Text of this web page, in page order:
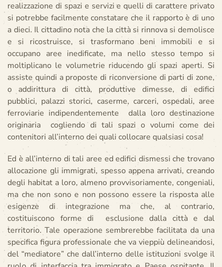
realizzazione di spazi e servizi e quelli di carattere privato
si potrebbe facilmente constatare che il rapporto è di uno
a dieci. Il cittadino nota che la città si rinnova si demolisce
e si ricostruisce, si trasformano beni immobili e si
occupano aree inedificate, ma nello stesso tempo si
moltiplicano le volumetrie riducendo gli spazi aperti. Si
assiste quindi a proposte di riconversione di parti di zone,
o addirittura di città, produttive dimesse, di edifici
pubblici, palazzi storici, caserme, carceri, ospedali, aree
ferroviarie indipendentemente dalla loro destinazione
originaria cogliendo di tali spazi o volumi come dei
contenitori all’interno dei quali collocare qualsiasi cosa!
Ed è all’interno di tali aree ed edifici dismessi che trovano
allocazione gli immigrati, spesso appena arrivati, creando
degli habitat a loro, almeno provvisoriamente, congeniali,
ma che non sono e non possono essere la risposta alle
esigenze di integrazione ma che, al contrario,
costituiscono forme di esclusione dalla città e dal
territorio. Tale operazione sembrerebbe facilitata da una
specifica figura professionale che va vieppiù delineandosi,
del “mediatore” che dall’interno delle istituzioni svolge il